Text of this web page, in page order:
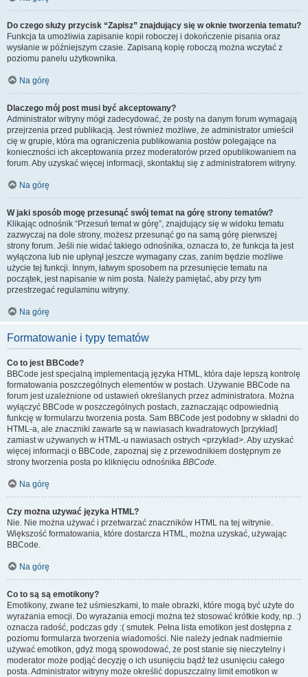
Do czego służy przycisk “Zapisz” znajdujący się w oknie tworzenia tematu?
Funkcja ta umożliwia zapisanie kopii roboczej i dokończenie pisania oraz
wysłanie w późniejszym czasie. Zapisaną kopię roboczą można wczytać z
poziomu panelu użytkownika.
Na górę
Dlaczego mój post musi być akceptowany?
Administrator witryny mógł zadecydować, że posty na danym forum wymagają
przejrzenia przed publikacją. Jest również możliwe, że administrator umieścił
cię w grupie, która ma ograniczenia publikowania postów polegające na
konieczności ich akceptowania przez moderatorów przed opublikowaniem na
forum. Aby uzyskać więcej informacji, skontaktuj się z administratorem witryny.
Na górę
W jaki sposób mogę przesunąć swój temat na górę strony tematów?
Klikając odnośnik “Przesuń temat w górę”, znajdujący się w widoku tematu
zazwyczaj na dole strony, możesz przesunąć go na samą górę pierwszej
strony forum. Jeśli nie widać takiego odnośnika, oznacza to, że funkcja ta jest
wyłączona lub nie upłynął jeszcze wymagany czas, zanim będzie możliwe
użycie tej funkcji. Innym, łatwym sposobem na przesunięcie tematu na
początek, jest napisanie w nim posta. Należy pamiętać, aby przy tym
przestrzegać regulaminu witryny.
Na górę
Formatowanie i typy tematów
Co to jest BBCode?
BBCode jest specjalną implementacją języka HTML, która daje lepszą kontrolę
formatowania poszczególnych elementów w postach. Używanie BBCode na
forum jest uzależnione od ustawień określanych przez administratora. Można
wyłączyć BBCode w poszczególnych postach, zaznaczając odpowiednią
funkcję w formularzu tworzenia posta. Sam BBCode jest podobny w składni do
HTML-a, ale znaczniki zawarte są w nawiasach kwadratowych [przykład]
zamiast w używanych w HTML-u nawiasach ostrych <przykład>. Aby uzyskać
więcej informacji o BBCode, zapoznaj się z przewodnikiem dostępnym ze
strony tworzenia posta po kliknięciu odnośnika BBCode.
Na górę
Czy można używać języka HTML?
Nie. Nie można używać i przetwarzać znaczników HTML na tej witrynie.
Większość formatowania, które dostarcza HTML, można uzyskać, używając
BBCode.
Na górę
Co to są są emotikony?
Emotikony, zwane też uśmieszkami, to małe obrazki, które mogą być użyte do
wyrażania emocji. Do wyrażania emocji można też stosować krótkie kody, np. :)
oznacza radość, podczas gdy :( smutek. Pełna lista emotikon jest dostępna z
poziomu formularza tworzenia wiadomości. Nie należy jednak nadmiernie
używać emotikon, gdyż mogą spowodować, że post stanie się nieczytelny i
moderator może podjąć decyzję o ich usunięciu bądź też usunięciu całego
posta. Administrator witryny może określić dopuszczalny limit emotikon w